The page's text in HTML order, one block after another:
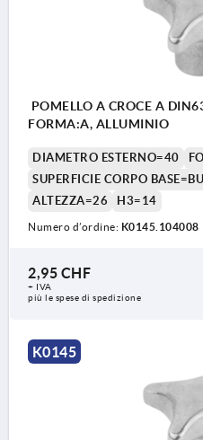
Forma B: foro passante
Forma D: filettatura forata
Forma E: foro cieco
POMELLO A CROCE A
FORMA:A, ALLUMINIO
DIAMETRO ESTERNO=40
SUPERFICIE CORPO
ALTEZZA=26
H3=14
Numero d’ordine: K0145.104008
2,95 CHF
+ IVA
più le spese di spedizione
K0145